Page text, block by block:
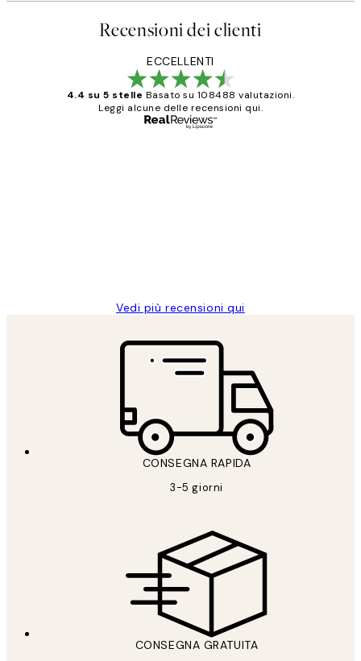
Recensioni dei clienti
ECCELLENTI
4.4 su 5 stelle Basato su 108488 valutazioni.
Leggi alcune delle recensioni qui.
Vedi più recensioni qui
CONSEGNA RAPIDA
3-5 giorni
CONSEGNA GRATUITA